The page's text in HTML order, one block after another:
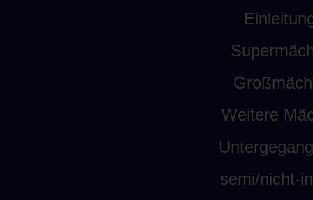
Weitere
semi/nicht-